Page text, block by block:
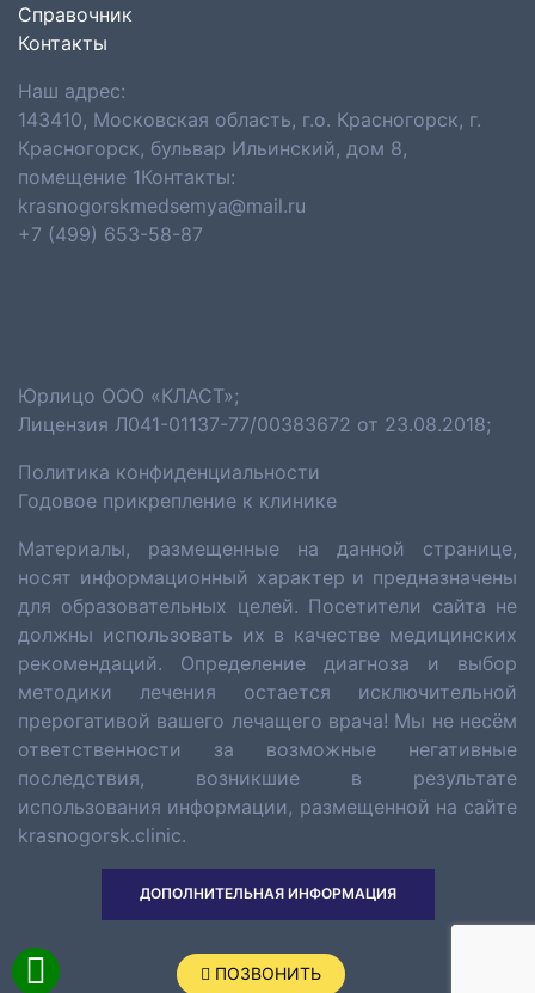
Справочник
Контакты
Наш адрес:
143410, Московская область, г.о. Красногорск, г.
Красногорск, бульвар Ильинский, дом 8,
помещение 1Контакты:
krasnogorskmedsemya@mail.ru
+7 (499) 653-58-87
Юрлицо ООО «КЛАСТ»;
Лицензия Л041-01137-77/00383672 от 23.08.2018;
Политика конфиденциальности
Годовое прикрепление к клинике
Материалы, размещенные на данной странице,
носят информационный характер и предназначены
для образовательных целей. Посетители сайта не
должны использовать их в качестве медицинских
рекомендаций. Определение диагноза и выбор
методики лечения остается исключительной
прерогативой вашего лечащего врача! Мы не несём
ответственности за возможные негативные
последствия, возникшие в результате
использования информации, размещенной на сайте
krasnogorsk.clinic.
ДОПОЛНИТЕЛЬНАЯ ИНФОРМАЦИЯ
ПОЗВОНИТЬ